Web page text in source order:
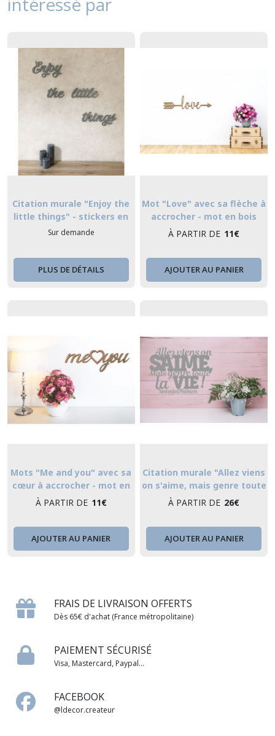
Citation murale "Enjoy the
little things" - stickers en
bois
Sur demande
PLUS DE DÉTAILS
Mot "Love" avec sa flèche à
accrocher - mot en bois
À PARTIR DE 11€
AJOUTER AU PANIER
Mots "Me and you" avec sa
cœur à accrocher - mot en
bois
À PARTIR DE 11€
AJOUTER AU PANIER
Citation murale "Allez viens
on s'aime, mais genre toute
la vie" - stickers
À PARTIR DE 26€
AJOUTER AU PANIER
FRAIS DE LIVRAISON OFFERTS
Dès 65€ d'achat (France métropolitaine)
PAIEMENT SÉCURISÉ
Visa, Mastercard, Paypal...
FACEBOOK
@ldecor.createur